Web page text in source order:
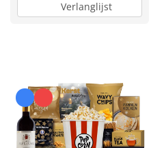
Verlanglijst